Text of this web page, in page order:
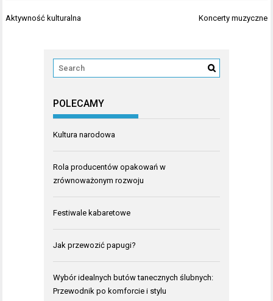
Nawigacja
Aktywność kulturalna Koncerty muzyczne
POLECAMY
Kultura narodowa
Rola producentów opakowań w
zrównoważonym rozwoju
Festiwale kabaretowe
Jak przewozić papugi?
Wybór idealnych butów tanecznych ślubnych:
Przewodnik po komforcie i stylu